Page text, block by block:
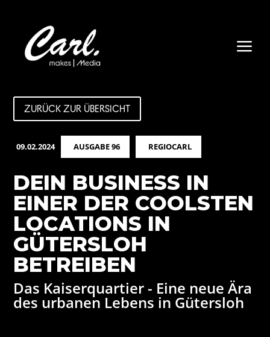
a
ZURÜCK ZUR ÜBERSICHT
09.02.2024 AUSGABE 96 REGIOCARL
DEIN BUSINESS IN
EINER DER COOLSTEN
LOCATIONS IN
GÜTERSLOH
BETREIBEN
Das Kaiserquartier - Eine neue Ära
des urbanen Lebens in Gütersloh